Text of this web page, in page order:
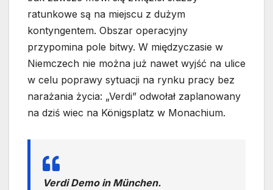
ratunkowe są na miejscu z dużym
kontyngentem. Obszar operacyjny
przypomina pole bitwy. W międzyczasie w
Niemczech nie można już nawet wyjść na ulice
w celu poprawy sytuacji na rynku pracy bez
narażania życia: „Verdi” odwołał zaplanowany
na dziś wiec na Königsplatz w Monachium.
Verdi Demo in München.